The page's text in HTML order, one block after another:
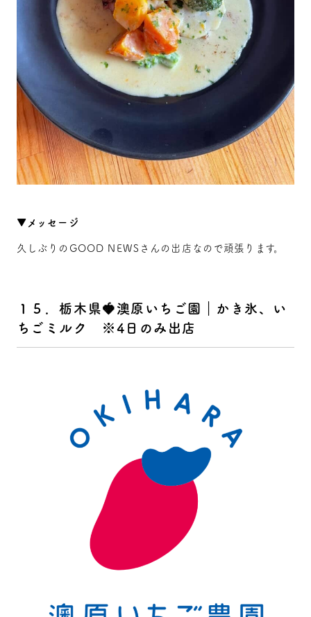
▼メッセージ
久しぶりのGOOD NEWSさんの出店なので頑張ります。
１５．栃木県🍓澳原いちご園｜かき氷、い
ちごミルク ※4日のみ出店